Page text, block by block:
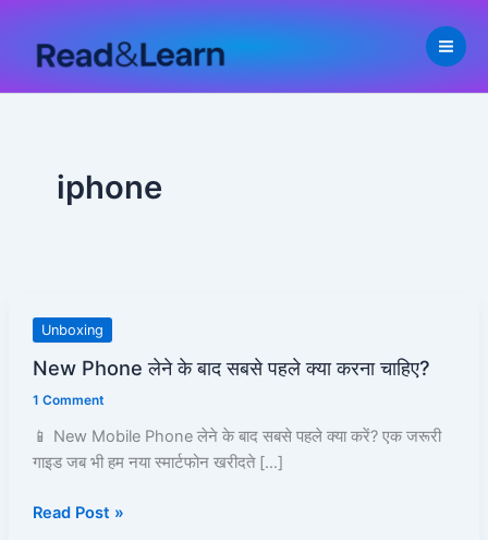
content
iphone
Unboxing
New Phone लेने के बाद सबसे पहले क्या करना चाहिए?
1 Comment
📱 New Mobile Phone लेने के बाद सबसे पहले क्या करें? एक जरूरी
गाइड जब भी हम नया स्मार्टफोन खरीदते […]
New
लेने
के
बाद
सबसे
क्या
Read Post »